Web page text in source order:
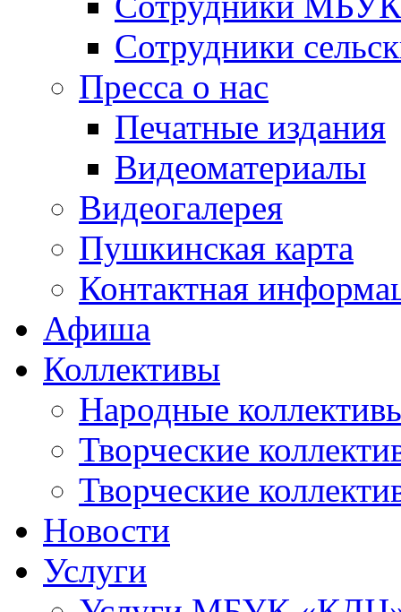
Сотрудники
Пресса о нас
Печатные издания
Видеоматериалы
Видеогалерея
Пушкинская карта
Контактная
Афиша
Коллективы
Народные
Творческие
Творческие
Новости
Услуги